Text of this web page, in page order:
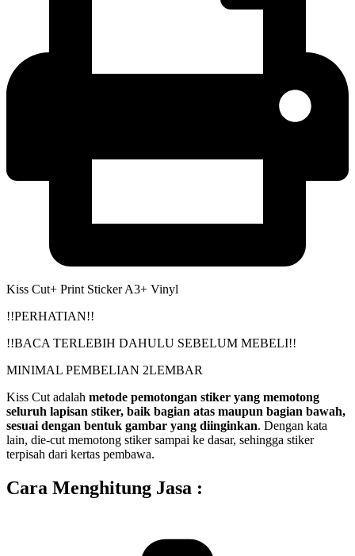
Kiss Cut+ Print Sticker A3+ Vinyl
!!PERHATIAN!!
!!BACA TERLEBIH DAHULU SEBELUM MEBELI!!
MINIMAL PEMBELIAN 2LEMBAR
Kiss Cut adalah metode pemotongan stiker yang memotong
seluruh lapisan stiker, baik bagian atas maupun bagian bawah,
sesuai dengan bentuk gambar yang diinginkan. Dengan kata
lain, die-cut memotong stiker sampai ke dasar, sehingga stiker
terpisah dari kertas pembawa.
Cara Menghitung Jasa :